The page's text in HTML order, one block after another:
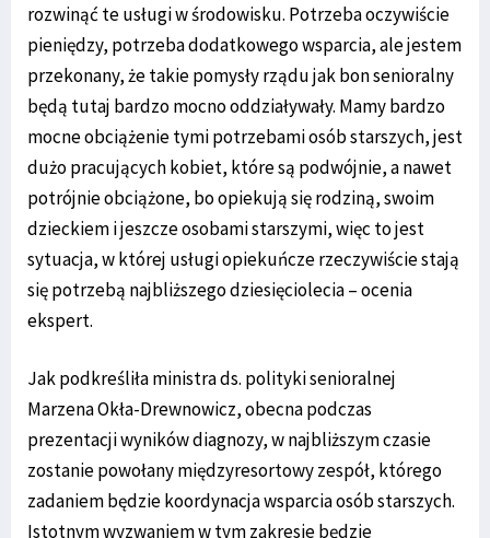
rozwinąć te usługi w środowisku. Potrzeba oczywiście
pieniędzy, potrzeba dodatkowego wsparcia, ale jestem
przekonany, że takie pomysły rządu jak bon senioralny
będą tutaj bardzo mocno oddziaływały. Mamy bardzo
mocne obciążenie tymi potrzebami osób starszych, jest
dużo pracujących kobiet, które są podwójnie, a nawet
potrójnie obciążone, bo opiekują się rodziną, swoim
dzieckiem i jeszcze osobami starszymi, więc to jest
sytuacja, w której usługi opiekuńcze rzeczywiście stają
się potrzebą najbliższego dziesięciolecia – ocenia
ekspert.
Jak podkreśliła ministra ds. polityki senioralnej
Marzena Okła-Drewnowicz, obecna podczas
prezentacji wyników diagnozy, w najbliższym czasie
zostanie powołany międzyresortowy zespół, którego
zadaniem będzie koordynacja wsparcia osób starszych.
Istotnym wyzwaniem w tym zakresie będzie